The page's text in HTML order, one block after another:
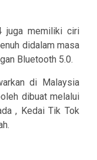
juga memiliki ciri
didalam masa
Bluetooth 5.0.
di Malaysia
dibuat melalui
, Kedai Tik Tok